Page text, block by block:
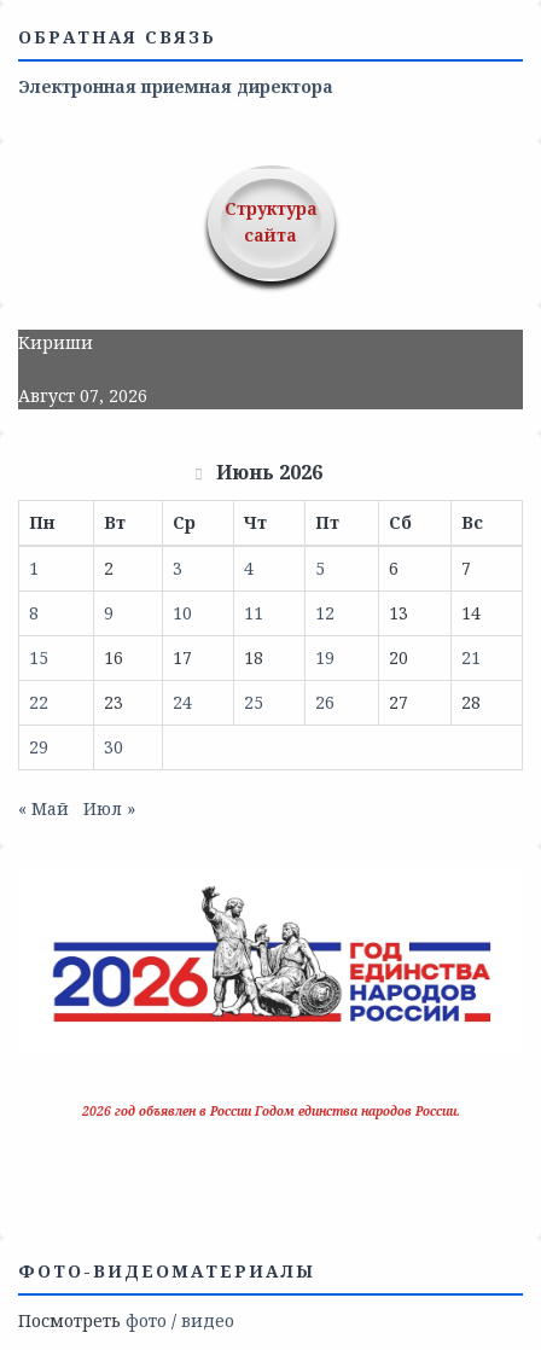
ОБРАТНАЯ СВЯЗЬ
Электронная приемная директора
Структура
сайта
Кириши
Август 07, 2026
Июнь 2026
Пн Вт Ср Чт Пт Сб
Вс
1
2 3 4 5 6
7
8
9 10 11 12 13
14
15
16 17 18 19 20
21
22
23 24 25 26 27
28
29
30
« Май Июл »
2026 год объявлен в России Годом единства народов России.
ФОТО-ВИДЕОМАТЕРИАЛЫ
Посмотреть фото / видео